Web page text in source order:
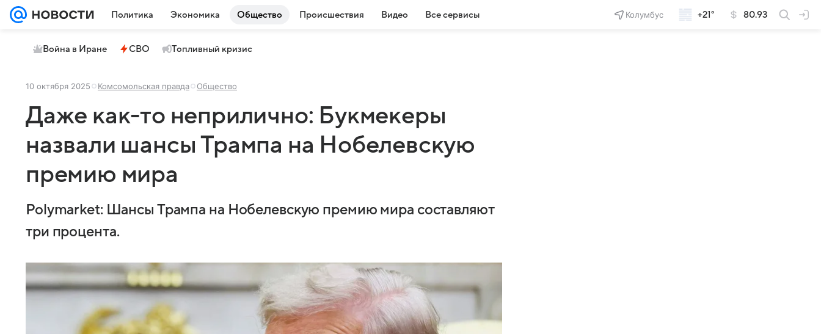
Политика Экономика Общество Происшествия Видео Все сервисы Колумбус +21° 80.93
Война в Иране СВО Топливный кризис
10 октября 2025 Комсомольская правда Общество
Даже как-то неприлично: Букмекеры
назвали шансы Трампа на Нобелевскую
премию мира
Polymarket: Шансы Трампа на Нобелевскую премию мира составляют
три процента.